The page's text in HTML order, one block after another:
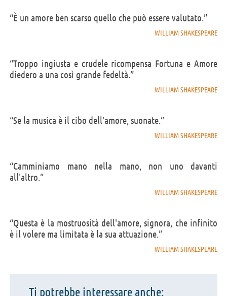
“È un amore ben scarso quello che può essere valutato.”
WILLIAM SHAKESPEARE
“Troppo ingiusta e crudele ricompensa Fortuna e Amore
diedero a una così grande fedeltà.”
WILLIAM SHAKESPEARE
“Se la musica è il cibo dell'amore, suonate.”
WILLIAM SHAKESPEARE
“Camminiamo mano nella mano, non uno davanti
all'altro.”
WILLIAM SHAKESPEARE
“Questa è la mostruosità dell'amore, signora, che infinito
è il volere ma limitata è la sua attuazione.”
WILLIAM SHAKESPEARE
Ti potrebbe interessare anche: